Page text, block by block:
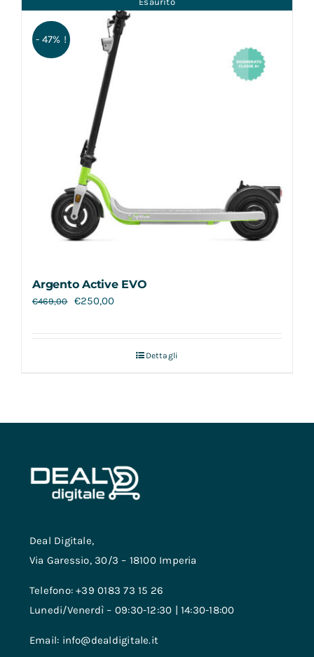
- 47% !
Argento Active EVO
€469,00 €250,00
Dettagli
Deal Digitale,
Via Garessio, 30/3 – 18100 Imperia
Telefono: +39 0183 73 15 26
Lunedi/Venerdì – 09:30-12:30 | 14:30-18:00
Email: info@dealdigitale.it